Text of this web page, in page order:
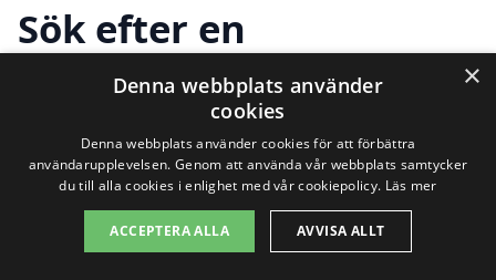
Sök efter en
professionell för
företagsstäd i andra
städer nära Sörmjöle
×
Denna webbplats använder
cookies
Denna webbplats använder cookies för att förbättra
användarupplevelsen. Genom att använda vår webbplats samtycker
du till alla cookies i enlighet med vår cookiepolicy. Läs mer
ACCEPTERA ALLA AVVISA ALLT